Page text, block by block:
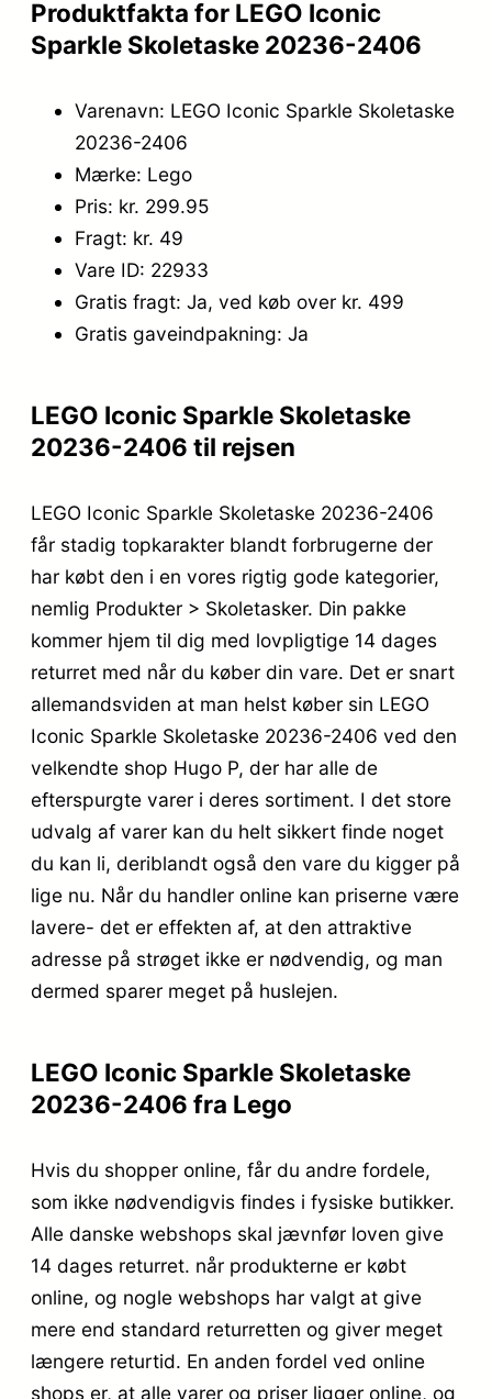
,
5
.
Produktfakta for LEGO Iconic
Sparkle Skoletaske 20236-2406
Varenavn: LEGO Iconic Sparkle Skoletaske
20236-2406
Mærke: Lego
Pris: kr. 299.95
Fragt: kr. 49
Vare ID: 22933
Gratis fragt: Ja, ved køb over kr. 499
Gratis gaveindpakning: Ja
LEGO Iconic Sparkle Skoletaske
20236-2406 til rejsen
LEGO Iconic Sparkle Skoletaske 20236-2406
får stadig topkarakter blandt forbrugerne der
har købt den i en vores rigtig gode kategorier,
nemlig Produkter > Skoletasker. Din pakke
kommer hjem til dig med lovpligtige 14 dages
returret med når du køber din vare. Det er snart
allemandsviden at man helst køber sin LEGO
Iconic Sparkle Skoletaske 20236-2406 ved den
velkendte shop Hugo P, der har alle de
efterspurgte varer i deres sortiment. I det store
udvalg af varer kan du helt sikkert finde noget
du kan li, deriblandt også den vare du kigger på
lige nu. Når du handler online kan priserne være
lavere- det er effekten af, at den attraktive
adresse på strøget ikke er nødvendig, og man
dermed sparer meget på huslejen.
LEGO Iconic Sparkle Skoletaske
20236-2406 fra Lego
Hvis du shopper online, får du andre fordele,
som ikke nødvendigvis findes i fysiske butikker.
Alle danske webshops skal jævnfør loven give
14 dages returret. når produkterne er købt
online, og nogle webshops har valgt at give
mere end standard returretten og giver meget
længere returtid. En anden fordel ved online
shops er, at alle varer og priser ligger online, og